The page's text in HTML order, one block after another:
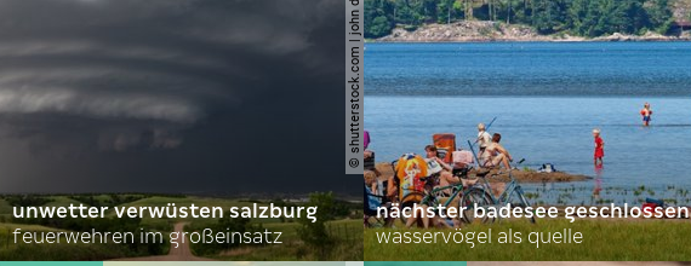
© shutterstock.com | john d sirlin
unwetter verwüsten salzburg
feuerwehren im großeinsatz
nächster badesee geschlossen
wasservögel als quelle